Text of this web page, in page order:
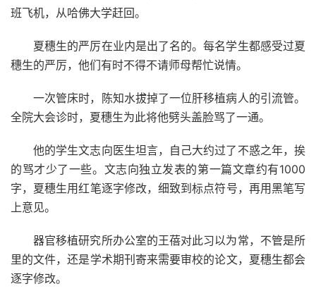
班飞机，从哈佛大学赶回。
夏穗生的严厉在业内是出了名的。每名学生都感受过夏
穗生的严厉，他们有时不得不请师母帮忙说情。
一次管床时，陈知水拔掉了一位肝移植病人的引流管。
全院大会诊时，夏穗生为此将他劈头盖脸骂了一通。
他的学生文志向医生坦言，自己大约过了不惑之年，挨
的骂才少了一些。文志向独立发表的第一篇文章约有1000
字，夏穗生用红笔逐字修改，细致到标点符号，再用黑笔写
上意见。
器官移植研究所办公室的王蓓对此习以为常，不管是所
里的文件，还是学术期刊寄来需要审校的论文，夏穗生都会
逐字修改。